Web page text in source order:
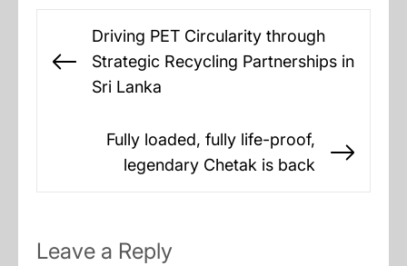
navigation
Previous
Driving PET Circularity through
Strategic Recycling Partnerships in
Sri Lanka
Fully loaded, fully life-proof,
legendary Chetak is back
Leave a Reply